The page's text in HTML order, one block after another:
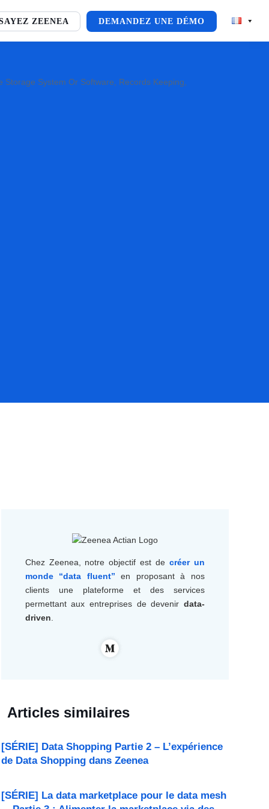
ZEENEA DEMANDEZ UNE DÉMO
Chez Zeenea, notre objectif est de créer un
monde “data fluent”en proposant à nos
clients une plateforme et des services
permettant aux entreprises de devenir data-
driven
Articles similaires
[SÉRIE] Data Shopping Partie 2 – L’expérience
de Data Shopping dans Zeenea
[SÉRIE] La data marketplace pour le data mesh